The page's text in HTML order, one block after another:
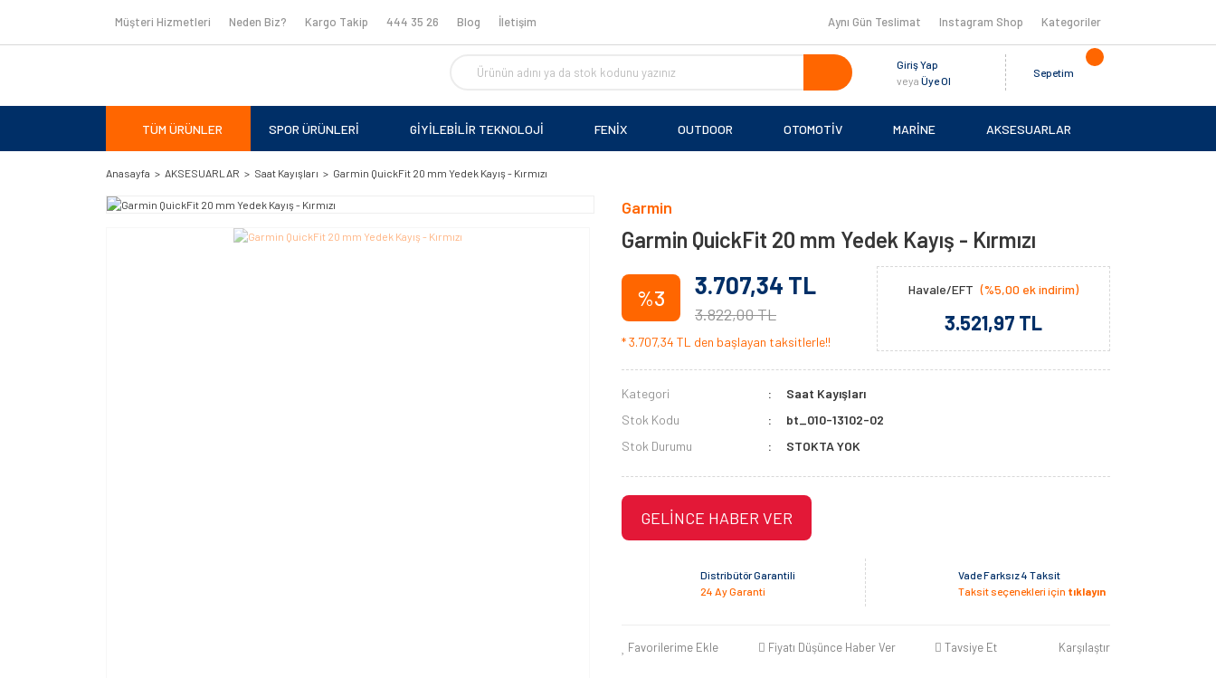
Müşteri Hizmetleri Neden Biz? Kargo Takip 444 35 26 Blog İletişim Aynı Gün Teslimat Instagram Shop Kategoriler
Giriş Yap
veya Üye Ol
Sepetim
TÜM ÜRÜNLER SPOR ÜRÜNLERİ GİYİLEBİLİR TEKNOLOJİ FENİX OUTDOOR OTOMOTİV MARİNE AKSESUARLAR
Anasayfa AKSESUARLAR Saat Kayışları Garmin QuickFit 20 mm Yedek Kayış - Kırmızı
Garmin
Garmin QuickFit 20 mm Yedek Kayış - Kırmızı
%3 3.707,34 TL
3.822,00 TL
* 3.707,34 TL den başlayan taksitlerle!!
Havale/EFT (%5,00 ek indirim)
3.521,97 TL
Kategori
Saat Kayışları
Stok Kodu
bt_010-13102-02
Stok Durumu
STOKTA YOK
GELİNCE HABER VER
Distribütör Garantili
24 Ay Garanti
Vade Farksız 4 Taksit
Taksit seçenekleri için tıklayın
Favorilerime Ekle Fiyatı Düşünce Haber Ver Tavsiye Et Karşılaştır